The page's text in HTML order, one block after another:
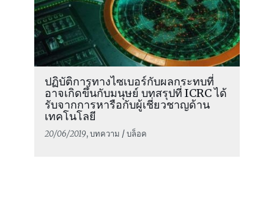
ปฏิบัติการทางไซเบอร์กับผลกระทบที่
อาจเกิดขึ้นกับมนุษย์ บทสรุปที่ ICRC ได้
รับจากการหารือกับผู้เชี่ยวชาญด้าน
เทคโนโลยี
20/06/2019, บทความ / บล็อค